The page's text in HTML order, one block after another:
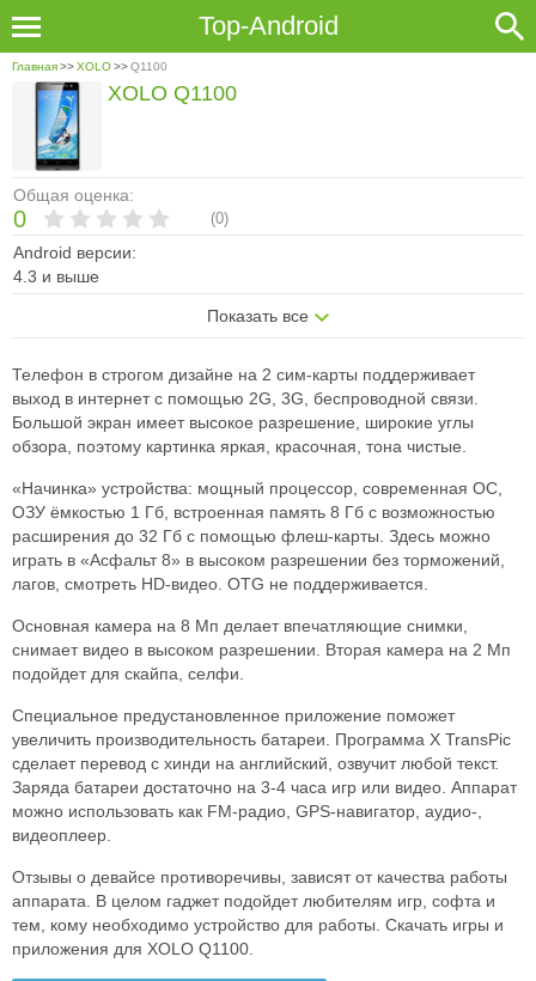
Top-Android
Главная>>XOLO>>Q1100
Общая оценка:
0 (0)
Android версии:
4.3 и выше
Показать все
XOLO Q1100
Телефон в строгом дизайне на 2 сим-карты поддерживает
выход в интернет с помощью 2G, 3G, беспроводной связи.
Большой экран имеет высокое разрешение, широкие углы
обзора, поэтому картинка яркая, красочная, тона чистые.
«Начинка» устройства: мощный процессор, современная ОС,
ОЗУ ёмкостью 1 Гб, встроенная память 8 Гб с возможностью
расширения до 32 Гб с помощью флеш-карты. Здесь можно
играть в «Асфальт 8» в высоком разрешении без торможений,
лагов, смотреть HD-видео. OTG не поддерживается.
Основная камера на 8 Мп делает впечатляющие снимки,
снимает видео в высоком разрешении. Вторая камера на 2 Мп
подойдет для скайпа, селфи.
Специальное предустановленное приложение поможет
увеличить производительность батареи. Программа X TransPic
сделает перевод с хинди на английский, озвучит любой текст.
Заряда батареи достаточно на 3-4 часа игр или видео. Аппарат
можно использовать как FM-радио, GPS-навигатор, аудио-,
видеоплеер.
Отзывы о девайсе противоречивы, зависят от качества работы
аппарата. В целом гаджет подойдет любителям игр, софта и
тем, кому необходимо устройство для работы. Скачать игры и
приложения для XOLO Q1100.